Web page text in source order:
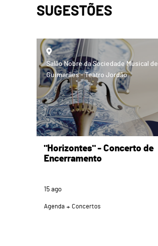
SUGESTÕES
page
Salão Nobre da Sociedade Musical de
Guimarães - Teatro Jordão
"Horizontes" - Concerto de
Encerramento
15 ago
Agenda Concertos